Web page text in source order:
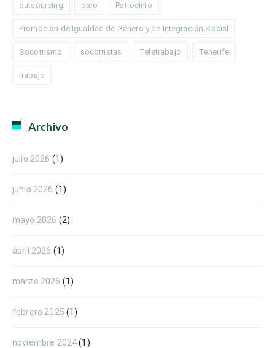
outsourcing paro Patrocinio
Promoción de Igualdad de Género y de Integración Social
Socorrismo socorristas Teletrabajo Tenerife
trabajo
Archivo
julio 2026 (1)
junio 2026 (1)
mayo 2026 (2)
abril 2026 (1)
marzo 2026 (1)
febrero 2025 (1)
noviembre 2024(1)